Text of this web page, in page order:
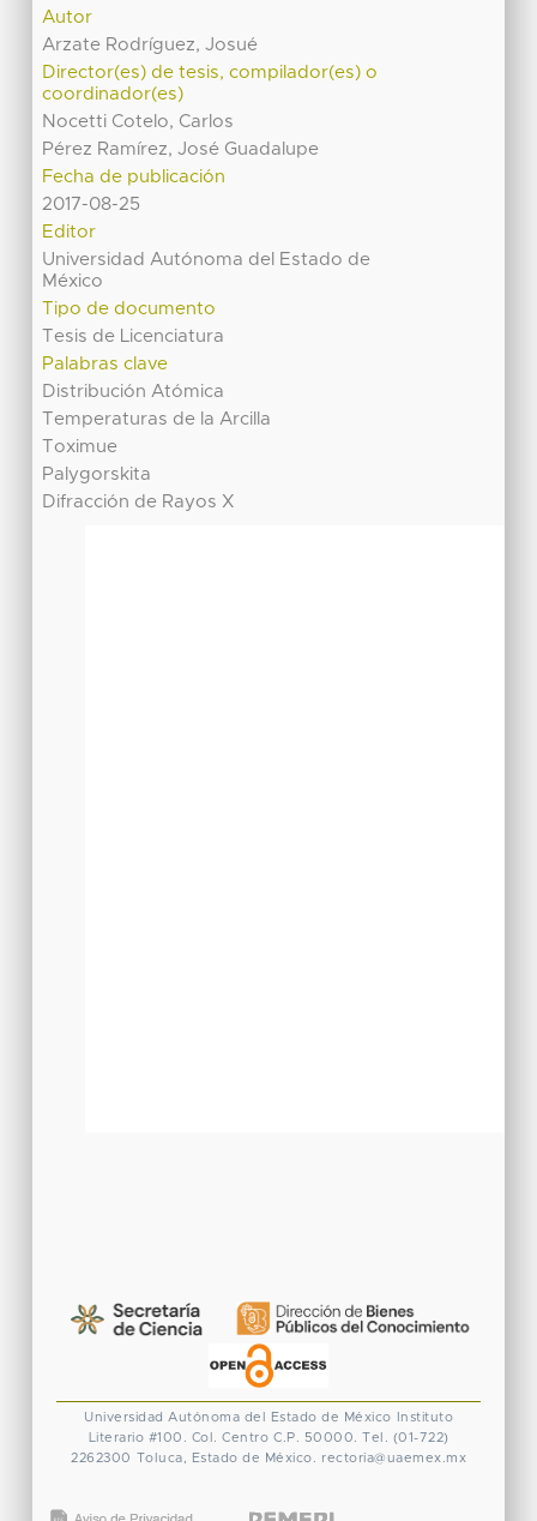
Autor
Arzate Rodríguez, Josué
Director(es) de tesis, compilador(es) o
coordinador(es)
Nocetti Cotelo, Carlos
Pérez Ramírez, José Guadalupe
Fecha de publicación
2017-08-25
Editor
Universidad Autónoma del Estado de
México
Tipo de documento
Tesis de Licenciatura
Palabras clave
Distribución Atómica
Temperaturas de la Arcilla
Toximue
Palygorskita
Difracción de Rayos X
Universidad Autónoma del Estado de México
Instituto
Literario #100. Col. Centro C.P. 50000. Tel. (01-722)
2262300 Toluca, Estado de México. rectoria@uaemex.mx